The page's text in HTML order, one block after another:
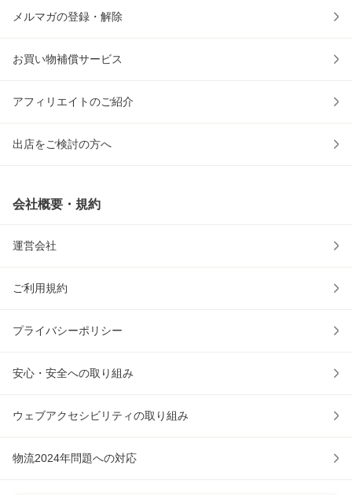
メルマガの登録・解除
お買い物補償サービス
アフィリエイトのご紹介
出店をご検討の方へ
会社概要・規約
運営会社
ご利用規約
プライバシーポリシー
安心・安全への取り組み
ウェブアクセシビリティの取り組み
物流2024年問題への対応